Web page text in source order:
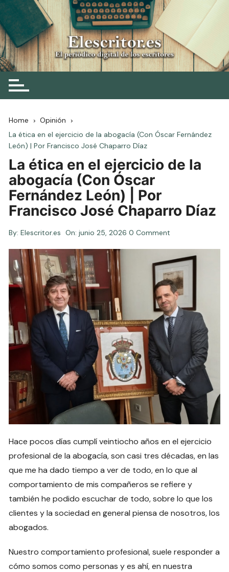
Skip
to
content
Elescritor.es
El periódico digital de los escritores
Home
Opinión
La ética en el ejercicio de la abogacía (Con Óscar Fernández
León) | Por Francisco José Chaparro Díaz
La ética en el ejercicio de la
abogacía (Con Óscar
Fernández León) | Por
Francisco José Chaparro Díaz
By: Elescritor.es On:junio 25, 2026 0 Comment
Hace pocos días cumplí veintiocho años en el ejercicio
profesional de la abogacía, son casi tres décadas, en las
que me ha dado tiempo a ver de todo, en lo que al
comportamiento de mis compañeros se refiere y
también he podido escuchar de todo, sobre lo que los
clientes y la sociedad en general piensa de nosotros, los
abogados.
Nuestro comportamiento profesional, suele responder a
cómo somos como personas y es ahí, en nuestra